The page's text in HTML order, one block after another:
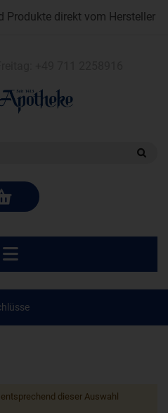
Produkte direkt vom Hersteller
dieser Auswahl